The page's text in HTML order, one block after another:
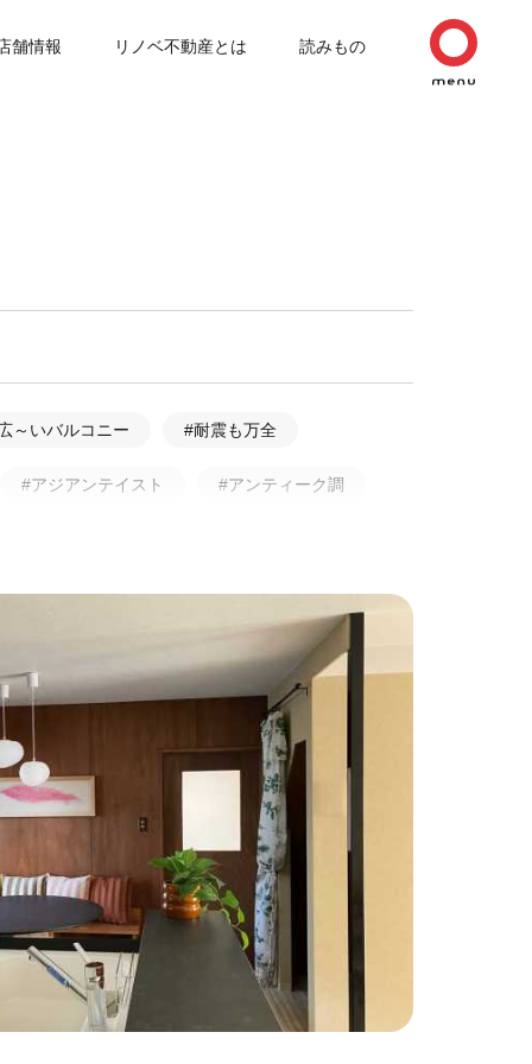
舗情報 リノベ不動産とは 読みもの
～いバルコニー #耐震も万全
#アジアンテイスト #アンティーク調
#タイル #壁一面本棚 #ヘリンボーン床
い #緑がいっぱい #300万円以下